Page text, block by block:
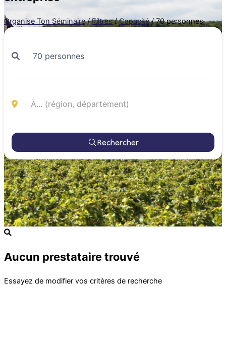
Organise Ton Séminaire / Filtres / Capacité / 70 personnes
Rechercher
Aucun prestataire trouvé
Essayez de modifier vos critères de recherche